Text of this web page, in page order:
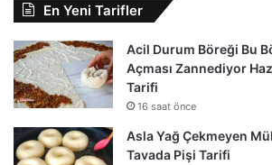
En Yeni Tarifler
Acil Durum Böreği Bu
Açması Zannediyor
Tarifi
16 saat önce
Asla Yağ Çekmeyen
Tavada Pişi Tarifi